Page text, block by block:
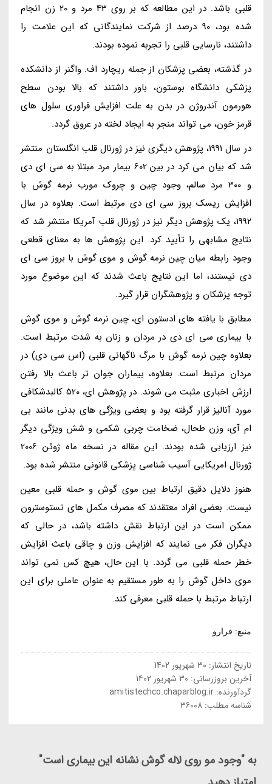
قلبی باشد. در این مطالعه که بر روی 43 مرد و 20 زن انجام
شده بود، 90 درصد از شرکت نمایندگانی که این علامت را
داشتند، نارسایی قلبی را تجربه نموده بودند.
در گذشته، بعضی پزشکان از جمله ریچارد اف. واگنر از دانشکده
پزشکی دانشگاه بوستون، باور داشتند که بالا بودن سطح
هورمون آندروژن در بدن به علت افزایش فراوری سلول های
قرمز خون، می تواند منجر به ایجاد لخته در عروق گردد.
در سال 1991، پژوهش دیگری نیز در ژورنال قلب انگلستان منتشر
شد که بیان می کرد در بین 602 بیمار مرد مبتلا به سی ای دی
و 300 مرد سالم، وجود چین و چروک مورب نرمه گوش با
افزایش ریسک بروز سی ای دی مرتبط است. بعلاوه در سال
1992، یک پژوهش دیگر نیز در ژورنال قلب آمریکا منتشر شد که
نتایج مشابهی را تأیید کرد. این پژوهش ها به معنای قطعی
وجود رابطه میان چین نرمه گوش و موی گوش با بروز سی ای
دی نیستند، اما این نتایج باعث شدند که این موضوع مورد
توجه پزشکان و پژوهشگران قرار گیرد.
مطابق با یافته های ادستون ای، چین نرمه گوش و موی گوش
با بیماری سی ای دی در مردان و زنان به شدت مرتبط است.
بعلاوه چین نرمه گوش با مرگ ناگهانی قلبی (اس سی دی) در
مردان مرتبط است. بعلاوه، بیماران جوان تر باعث بالا رفتن
ارزش اخباری مثبت می شوند. در پژوهش ای، 520 کالبدشکافی
مورد آنالیز قرار گرفته بود و بعضی ویژگی های بدنی مانند بی
ام آی، وزن طحال، ضخامت چربی شکمی و شش ویژگی دیگر
نیز ارزیابی شده بودند. این مقاله در نسخه ماه ژوئن 2006
ژورنال امریکایی آسیب شناسی پزشکی قانونی منتشر شده بود.
هنوز دلایل دقیق ارتباط بین موی گوش و حمله قلبی معین
نیست. بعضی افراد معتقدند که مصرف مکمل های تستوسترون
ممکن است در این ارتباط نقش داشته باشد، در حالی که
دیگران فکر می نمایند که افزایش وزن و چاقی باعث افزایش
خطر حمله قلبی می گردد. با این حال، هیچ کس نمی تواند
موی داخل گوش را به طور مستقیم به عنوان عاملی برای این
ارتباط مرتبط با حمله قلبی معرفی کند.
منبع: فرارو
تاریخ انتشار: 30 شهریور 1402
آخرین بروزرسانی: 30 شهریور 1402
گردآورنده:amitistechco.chaparblog.ir
شناسه مطلب: 36008
به "وجود مو روی لاله گوش نشانه این بیماری است"